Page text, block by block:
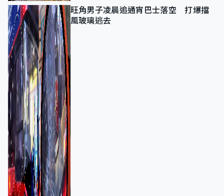
旺角男子凌晨追通宵巴士落空 打爆擋
風玻璃逃去